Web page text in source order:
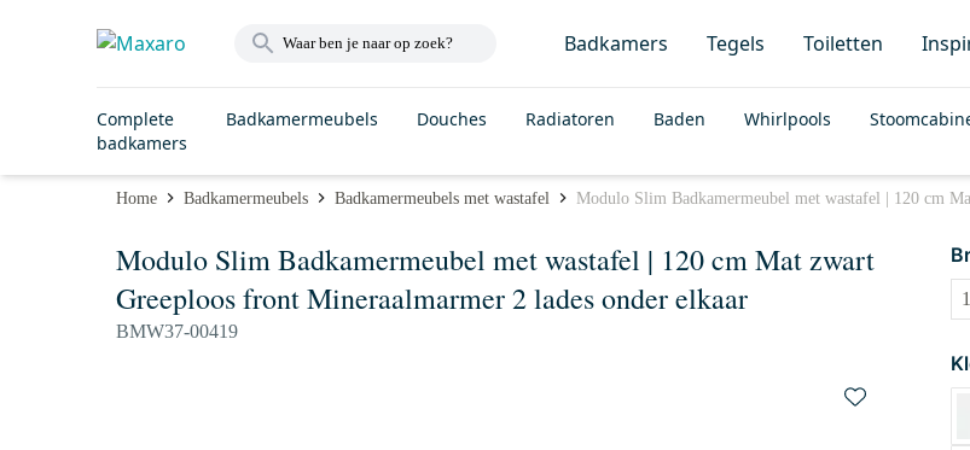
Badkamers Tegels Toiletten
Complete
badkamers
Badkamermeubels Douches Radiatoren Baden Whirlpools
Home Badkamermeubels Badkamermeubels met wastafel Modulo Slim Badkamermeubel met wastafel | 120 cm
Modulo Slim Badkamermeubel met wastafel | 120 cm Mat zwart
Greeploos front Mineraalmarmer 2 lades onder elkaar
BMW37-00419